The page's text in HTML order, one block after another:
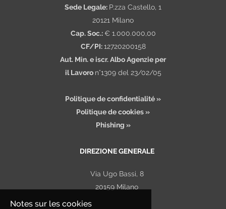
Sede Legale: P.zza Castello, 1
20121 Milano
Cap. Soc.: € 1.000.000,00
CF/PI:12720200158
Aut. Min. e iscr. Albo Agenzie per
il Lavoro n°1309 del 23/02/05
Politique de confidentialité »
Politique de cookies »
Phishing »
DIREZIONE GENERALE
Via Ugo Bassi, 8
20159 Milano
Notes sur les cookies